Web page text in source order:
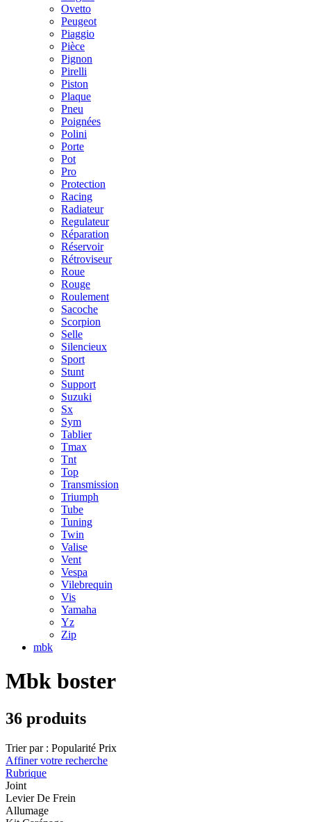
Ovetto
Peugeot
Piaggio
Pièce
Pignon
Pirelli
Piston
Plaque
Pneu
Poignées
Polini
Porte
Pot
Pro
Protection
Racing
Radiateur
Regulateur
Réparation
Réservoir
Rétroviseur
Roue
Rouge
Roulement
Sacoche
Scorpion
Selle
Silencieux
Sport
Stunt
Support
Suzuki
Sx
Sym
Tablier
Tmax
Tnt
Top
Transmission
Triumph
Tube
Tuning
Twin
Valise
Vent
Vespa
Vilebrequin
Vis
Yamaha
Yz
Zip
mbk
Mbk boster
36 produits
Trier par : Popularité Prix
Affiner votre recherche
Rubrique
Joint
Levier De Frein
Allumage